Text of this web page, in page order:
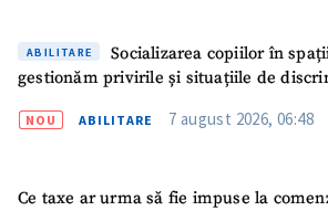
ABILITARE
Socializarea copiilor în
gestionăm privirile și situațiile de
NOU ABILITARE 7 august 2026, 06:48
Ce taxe ar urma să fie impuse la